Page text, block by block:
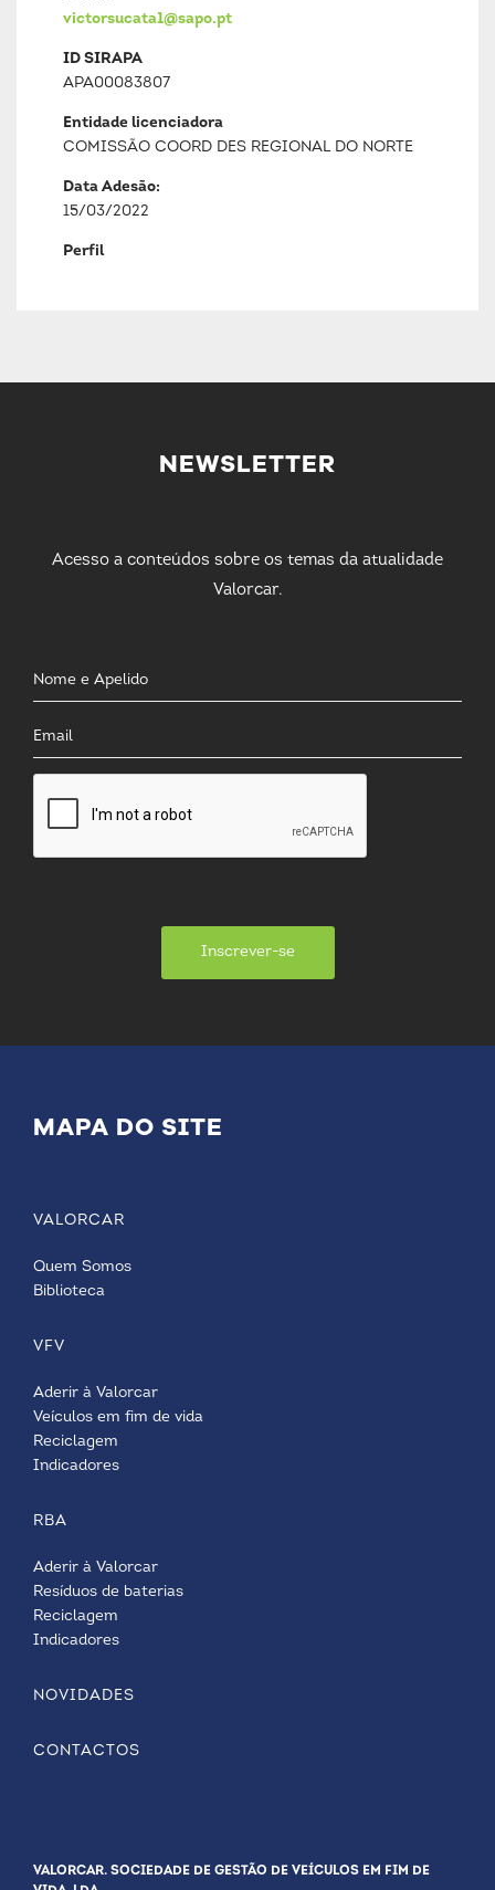
victorsucata1@sapo.pt
ID SIRAPA
APA00083807
Entidade licenciadora
COMISSÃO COORD DES REGIONAL DO NORTE
Data Adesão:
15/03/2022
Perfil
NEWSLETTER
Acesso a conteúdos sobre os temas da atualidade
Valorcar.
Inscrever-se
MAPA DO SITE
VALORCAR
Quem Somos
Biblioteca
VFV
Aderir à Valorcar
Veículos em fim de vida
Reciclagem
Indicadores
RBA
Aderir à Valorcar
Resíduos de baterias
Reciclagem
Indicadores
NOVIDADES
CONTACTOS
VALORCAR. SOCIEDADE DE GESTÃO DE VEÍCULOS EM FIM DE